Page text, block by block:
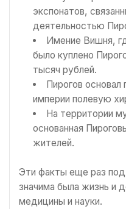
экспонатов,
деятельностью
Имение Вишня,
было куплено
тысяч рублей.
Пирогов
империи полевую
На территории
основанная
жителей.
Эти факты еще раз
значима была жизнь и
медицины и науки.